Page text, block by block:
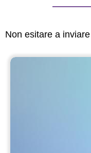
Non esitare a